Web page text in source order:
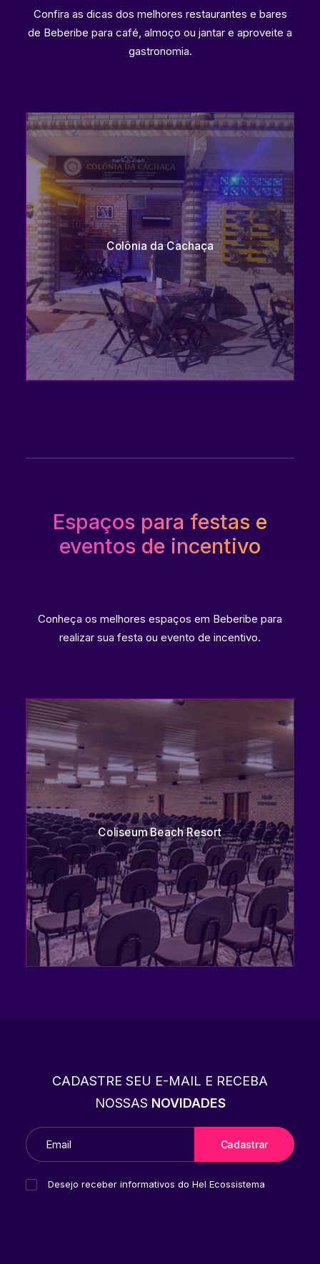
Confira as dicas dos melhores restaurantes e bares
de Beberibe para café, almoço ou jantar e aproveite a
gastronomia.
Colônia da Cachaça
Espaços para festas e
eventos de incentivo
Conheça os melhores espaços em Beberibe para
realizar sua festa ou evento de incentivo.
Coliseum Beach Resort
CADASTRE SEU E-MAIL E RECEBA
NOSSAS NOVIDADES
Desejo receber informativos do Hel Ecossistema